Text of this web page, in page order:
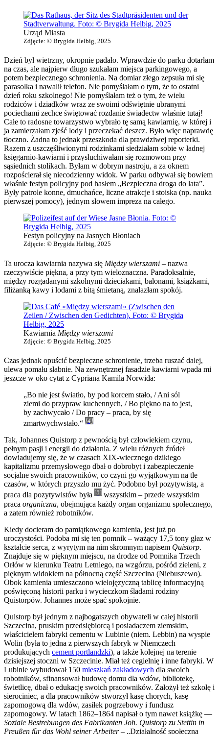
Urząd Miasta
Zdjęcie: © Brygida Helbig, 2025
Dzień był wietrzny, okropnie padało. Wprawdzie do parku dotarłam
na czas, ale najpierw długo szukałam miejsca parkingowego, a
potem bezpiecznego schronienia. Na domiar złego zepsuła mi się
parasolka i nawalił telefon. Nie pomyślałam o tym, że to ostatni
dzień roku szkolnego! Nie pomyślałam też o tym, że wielu
rodziców i dziadków wraz ze swoimi odświętnie ubranymi
pociechami zechce świętować rozdanie świadectw właśnie tutaj!
Całe to radosne towarzystwo wybrało tę samą kawiarnię, w której i
ja zamierzałam zjeść lody i przeczekać deszcz. Było więc naprawdę
tłoczno. Żadna to jednak przeszkoda dla prawdziwej reporterki.
Razem z uszczęśliwionymi rodzinkami siedziałam sobie w ładnej
księgarnio-kawiarni i przysłuchiwałam się rozmowom przy
sąsiednich stolikach. Byłam w dobrym nastroju, a za oknem
rozpościerał się niecodzienny widok. W parku odbywał się bowiem
właśnie festyn policyjny pod hasłem „Bezpieczna droga do lata”.
Były patrole konne, dmuchańce, liczne atrakcje i stoiska (np. nauka
pierwszej pomocy), jednym słowem impreza na całego.
Festyn policyjny na Jasnych Błoniach
Zdjęcie: © Brygida Helbig, 2025
Ta urocza kawiarnia nazywa się Między wierszami – nazwa
rzeczywiście piękna, a przy tym wieloznaczna. Paradoksalnie,
między rozgadanymi szkolnymi dzieciakami, balonami, książkami,
filiżanką kawy i lodami z bitą śmietaną, znalazłam spokój.
Kawiarnia Między wierszami
Zdjęcie: © Brygida Helbig, 2025
Czas jednak opuścić bezpieczne schronienie, trzeba ruszać dalej,
ulewa pomału słabnie. Na zewnętrznej fasadzie kawiarni wpada mi
jeszcze w oko cytat z Cypriana Kamila Norwida:
„Bo nie jest światło, by pod korcem stało, / Ani sól
ziemi do przypraw kuchennych, / Bo piękno na to jest,
by zachwycało / Do pracy – praca, by się
zmartwychwstało.“ [4]
Tak, Johannes Quistorp z pewnością był człowiekiem czynu,
pełnym pasji i energii do działania. Z wielu różnych źródeł
dowiadujemy się, że w czasach XIX-wiecznego dzikiego
kapitalizmu przemysłowego dbał o dobrobyt i zabezpieczenie
socjalne swoich pracowników, co czyni go wyjątkowym na tle
czasów, w których przyszło mu żyć. Podobno był pozytywistą, a
praca dla pozytywistów była [5] wszystkim – przede wszystkim
praca organiczna, obejmująca każdy organ organizmu społecznego,
a zatem również robotników.
Kiedy docieram do pamiątkowego kamienia, jest już po
uroczystości. Podoba mi się ten pomnik – ważący 17,5 tony głaz w
kształcie serca, z wyrytym na nim skromnym napisem Quistorp.
Znajduje się w pięknym miejscu, na drodze od Pomnika Trzech
Orłów w kierunku Teatru Letniego, na wzgórzu, pośród zieleni, z
pięknym widokiem na północną część Szczecina (Niebuszewo).
Obok kamienia umieszczono wielojęzyczną tablicę informacyjną
poświęconą historii parku i wycieczkom śladami rodziny
Quistorpów. Johannes może spać spokojnie.
Quistorp był jednym z najbogatszych obywateli w całej historii
Szczecina, pruskim przedsiębiorcą i posiadaczem ziemskim,
właścicielem fabryki cementu w Lubinie (niem. Lebbin) na wyspie
Wolin (była to jedna z pierwszych fabryk w Niemczech
produkujących cement portlandzki), a także kolejnej na terenie
dzisiejszej stoczni w Szczecinie. Miał też cegielnię i inne fabryki. W
Lubinie wybudował 150 mieszkań zakładowych dla swoich
robotników, sfinansował budowę domu dla wdów, bibliotekę,
świetlicę, dbał o edukację swoich pracowników. Założył też szkołę i
sierociniec, a dla pracowników stworzył kasę chorych, kasę
zapomogową dla wdów, zasiłek pogrzebowy i fundusz
zapomogowy. W latach 1862–1864 napisał o tym nawet książkę —
Soziale Bestrebungen des Fabrikanten Joh. Quistorp zu Stettin in
Preußen für das Wohl seiner Arbeiter– „Działalność społeczna